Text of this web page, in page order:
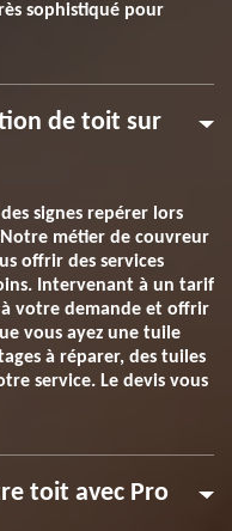
sophistiqué pour
de toit sur
signes repérer lors
métier de couvreur
offrir des services
Intervenant à un tarif
votre demande et offrir
vous ayez une tuile
à réparer, des tuiles
service. Le devis vous
toit avec Pro